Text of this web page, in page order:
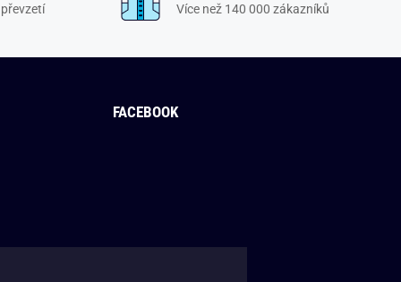
Více než 140 000 zákazníků
FACEBOOK